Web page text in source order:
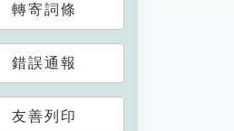
轉寄詞條
錯誤通報
友善列印